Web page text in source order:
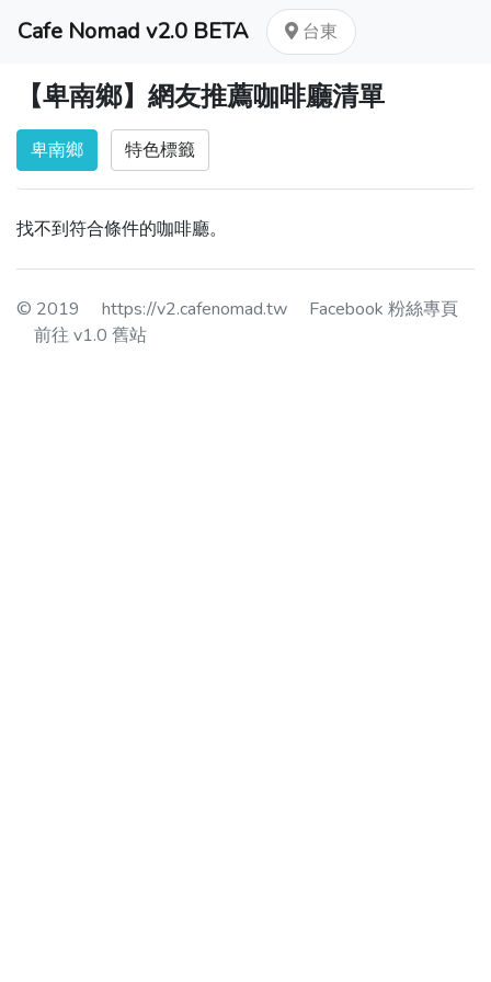
Cafe Nomad v2.0 BETA 台東
【卑南鄉】網友推薦咖啡廳清單
卑南鄉 特色標籤
找不到符合條件的咖啡廳。
© 2019 https://v2.cafenomad.tw
Facebook 粉絲專頁
前往 v1.0 舊站